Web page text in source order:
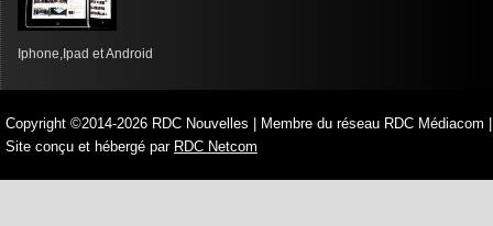
Iphone,Ipad et Android
Copyright ©2014-2026 RDC Nouvelles | Membre du réseau RDC Médiacom |
Site conçu et hébergé par RDC Netcom